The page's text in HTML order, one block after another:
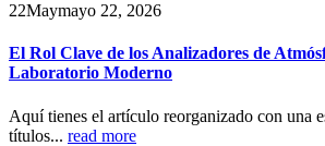
22Maymayo 22, 2026
El Rol Clave de los Analizadores de
Laboratorio Moderno
Aquí tienes el artículo reorganizado con una
títulos... read more